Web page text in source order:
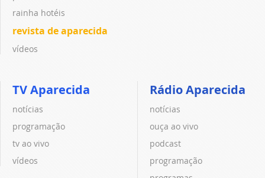
rainha hotéis
revista de aparecida
vídeos
TV Aparecida
notícias
programação
tv ao vivo
vídeos
Rádio Aparecida
notícias
ouça ao vivo
podcast
programação